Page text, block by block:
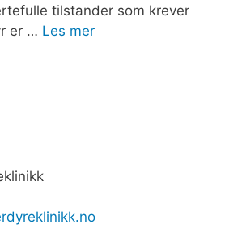
tilstander som krever
er … Les mer